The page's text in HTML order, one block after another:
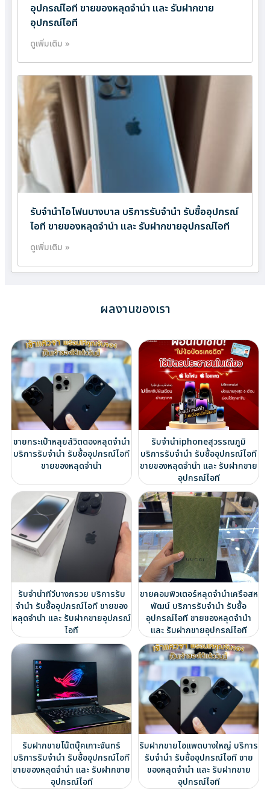
อุปกรณ์ไอที ขายของหลุดจำนำ และ รับฝากขาย
อุปกรณ์ไอที
ดูเพิ่มเติม »
รับจำนำไอโฟนบางบาล บริการรับจำนำ รับซื้ออุปกรณ์
ไอที ขายของหลุดจำนำ และ รับฝากขายอุปกรณ์ไอที
ดูเพิ่มเติม »
ผลงานของเรา
ขายกระเป๋าหลุยส์วิตตองหลุดจำนำ
บริการรับจำนำ รับซื้ออุปกรณ์ไอที
ขายของหลุดจำนำ
รับจำนำiphoneสุวรรณภูมิ
บริการรับจำนำ รับซื้ออุปกรณ์ไอที
ขายของหลุดจำนำ และ รับฝากขาย
อุปกรณ์ไอที
รับจำนำทีวีบางกรวย บริการรับ
จำนำ รับซื้ออุปกรณ์ไอที ขายของ
หลุดจำนำ และ รับฝากขายอุปกรณ์
ไอที
ขายคอมพิวเตอร์หลุดจำนำเครือสห
พัฒน์ บริการรับจำนำ รับซื้อ
อุปกรณ์ไอที ขายของหลุดจำนำ
และ รับฝากขายอุปกรณ์ไอที
รับฝากขายโน๊ตบุ๊คเกาะจันทร์
บริการรับจำนำ รับซื้ออุปกรณ์ไอที
ขายของหลุดจำนำ และ รับฝากขาย
อุปกรณ์ไอที
รับฝากขายไอแพดบางใหญ่ บริการ
รับจำนำ รับซื้ออุปกรณ์ไอที ขาย
ของหลุดจำนำ และ รับฝากขาย
อุปกรณ์ไอที